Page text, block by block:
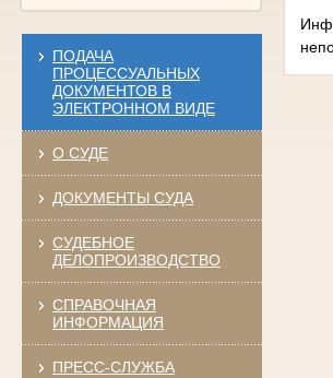
ПОДАЧА
ПРОЦЕССУАЛЬНЫХ
ДОКУМЕНТОВ В
ЭЛЕКТРОННОМ ВИДЕ
О СУДЕ
ДОКУМЕНТЫ СУДА
СУДЕБНОЕ
ДЕЛОПРОИЗВОДСТВО
СПРАВОЧНАЯ
ИНФОРМАЦИЯ
ПРЕСС-СЛУЖБА